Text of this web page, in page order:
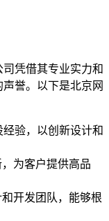
凭借其专业实力和
誉。以下是北京网
验，以创新设计和
为客户提供高品
开发团队，能够根